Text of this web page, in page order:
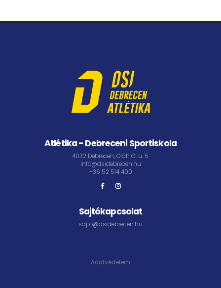
Atlétika - Debreceni Sportiskola
4032 Debrecen, Oláh G. u. 5.
info@dsidebrecen.hu
+36 52 514 400
Sajtókapcsolat
sajto@dsidebrecen.hu
Adatvédelem